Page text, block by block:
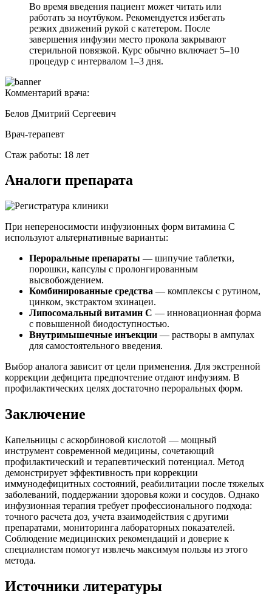
Во время введения пациент может читать или
работать за ноутбуком. Рекомендуется избегать
резких движений рукой с катетером. После
завершения инфузии место прокола закрывают
стерильной повязкой. Курс обычно включает 5–10
процедур с интервалом 1–3 дня.
Комментарий врача:
Белов Дмитрий Сергеевич
Врач-терапевт
Стаж работы: 18 лет
Аналоги препарата
При непереносимости инфузионных форм витамина С
используют альтернативные варианты:
Пероральные препараты — шипучие таблетки,
порошки, капсулы с пролонгированным
высвобождением.
Комбинированные средства — комплексы с рутином,
цинком, экстрактом эхинацеи.
Липосомальный витамин С — инновационная форма
с повышенной биодоступностью.
Внутримышечные инъекции — растворы в ампулах
для самостоятельного введения.
Выбор аналога зависит от цели применения. Для экстренной
коррекции дефицита предпочтение отдают инфузиям. В
профилактических целях достаточно пероральных форм.
Заключение
Капельницы с аскорбиновой кислотой — мощный
инструмент современной медицины, сочетающий
профилактический и терапевтический потенциал. Метод
демонстрирует эффективность при коррекции
иммунодефицитных состояний, реабилитации после тяжелых
заболеваний, поддержании здоровья кожи и сосудов. Однако
инфузионная терапия требует профессионального подхода:
точного расчета доз, учета взаимодействия с другими
препаратами, мониторинга лабораторных показателей.
Соблюдение медицинских рекомендаций и доверие к
специалистам помогут извлечь максимум пользы из этого
метода.
Источники литературы